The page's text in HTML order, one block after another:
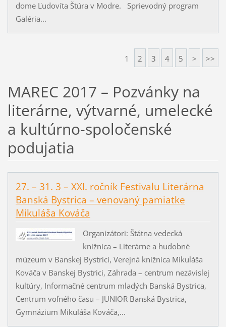
dome Ľudovíta Štúra v Modre. Sprievodný program
Galéria...
1 2 3 4 5 > >>
MAREC 2017 – Pozvánky na
literárne, výtvarné, umelecké
a kultúrno-spoločenské
podujatia
27. – 31. 3 – XXI. ročník Festivalu Literárna
Banská Bystrica – venovaný pamiatke
Mikuláša Kováča
Organizátori: Štátna vedecká
knižnica – Literárne a hudobné
múzeum v Banskej Bystrici, Verejná knižnica Mikuláša
Kováča v Banskej Bystrici, Záhrada – centrum nezávislej
kultúry, Informačné centrum mladých Banská Bystrica,
Centrum voľného času – JUNIOR Banská Bystrica,
Gymnázium Mikuláša Kováča,...